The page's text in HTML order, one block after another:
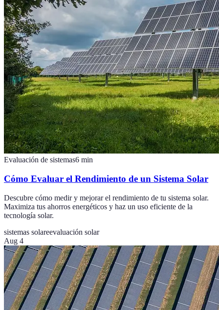
Evaluación de sistemas6 min
Cómo Evaluar el Rendimiento de un Sistema Solar
Descubre cómo medir y mejorar el rendimiento de tu sistema solar.
Maximiza tus ahorros energéticos y haz un uso eficiente de la
tecnología solar.
sistemas solareevaluación solar
Aug 4